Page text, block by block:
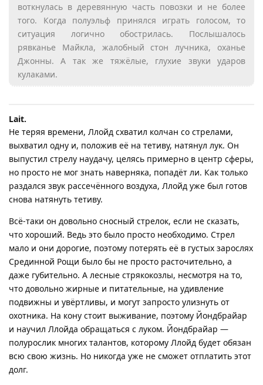
воткнулась в деревянную часть повозки и не более
того. Когда полуэльф принялся играть голосом, то
ситуация логично обострилась. Послышалось
рявканье Майкла, жалобный стон лучника, оханье
Джонны. А так же тяжёлые, глухие звуки ударов
кулаками.
Lait.​
Не теряя времени, Ллойд схватил колчан со стрелами,
выхватил одну и, положив её на тетиву, натянул лук. Он
выпустил стрелу наудачу, целясь примерно в центр сферы,
но просто не мог знать наверняка, попадёт ли. Как только
раздался звук рассечённого воздуха, Ллойд уже был готов
снова натянуть тетиву.
Всё-таки он довольно сносный стрелок, если не сказать,
что хороший. Ведь это было просто необходимо. Стрел
мало и они дорогие, поэтому потерять её в густых зарослях
Срединной Рощи было бы не просто расточительно, а
даже губительно. А лесные стрякокозлы, несмотря на то,
что довольно жирные и питательные, на удивление
подвижны и увёртливы, и могут запросто улизнуть от
охотника. На кону стоит выживание, поэтому Йондбрайар
и научил Ллойда обращаться с луком. Йондбрайар —
полурослик многих талантов, которому Ллойд будет обязан
всю свою жизнь. Но никогда уже не сможет отплатить этот
долг.